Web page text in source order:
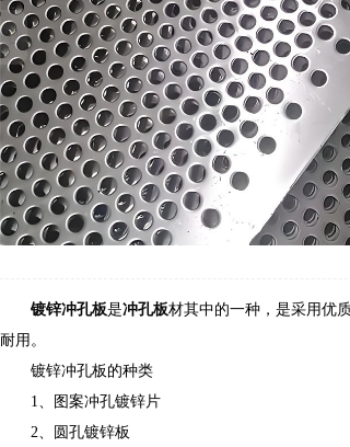
镀锌冲孔板是冲孔板材其中的一种，是采用优
耐用。
镀锌冲孔板的种类
1、图案冲孔镀锌片
2、圆孔镀锌板